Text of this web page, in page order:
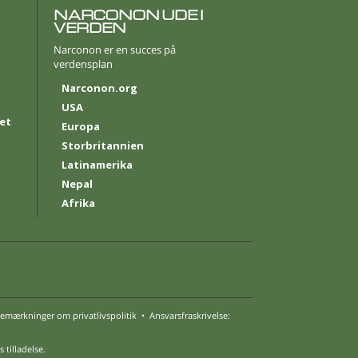
Alle sprog
NARCONON UDE I
VERDEN
Narconon er en succes på
verdensplan
Narconon.org
USA
Europa
Storbritannien
Latinamerika
Nepal
Afrika
om privatlivspolitik • Ansvarsfraskrivelse:
tilladelse.